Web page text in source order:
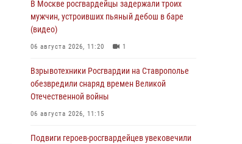
В Москве росгвардейцы задержали троих
мужчин, устроивших пьяный дебош в баре
(видео)
06 августа 2026, 11:20 1
Взрывотехники Росгвардии на Ставрополье
обезвредили снаряд времен Великой
Отечественной войны
06 августа 2026, 11:15
Подвиги героев‑росгвардейцев увековечили